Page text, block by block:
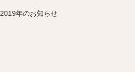
2019年のお知らせ